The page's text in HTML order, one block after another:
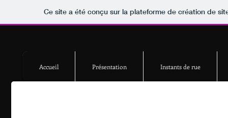
Ce site a été conçu sur la plateforme de création de
Accueil Présentation
Instants de rue